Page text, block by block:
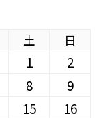
土 日
1
2
8
9
15
16